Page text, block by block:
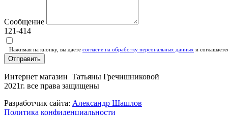
Сообщение
121-414
Нажимая на кнопку, вы даете согласие на обработку персональных данных и
Отправить
Интернет магазин Татьяны Гречишниковой
2021г. все права защищены
Разработчик сайта: Александр Шашлов
Политика конфиденциальности